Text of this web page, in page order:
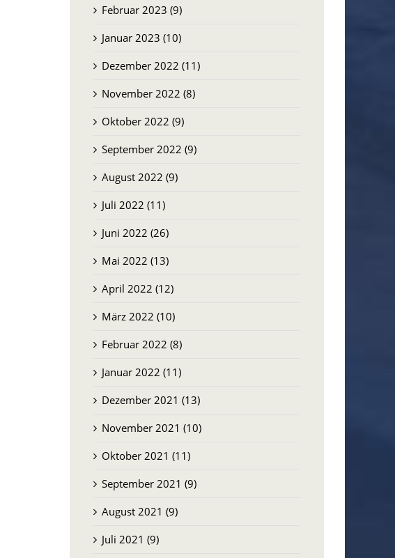
Februar 2023 (9)
Januar 2023 (10)
Dezember 2022 (11)
November 2022 (8)
Oktober 2022 (9)
September 2022 (9)
August 2022 (9)
Juli 2022 (11)
Juni 2022 (26)
Mai 2022 (13)
April 2022 (12)
März 2022 (10)
Februar 2022 (8)
Januar 2022 (11)
Dezember 2021 (13)
November 2021 (10)
Oktober 2021 (11)
September 2021 (9)
August 2021 (9)
Juli 2021 (9)